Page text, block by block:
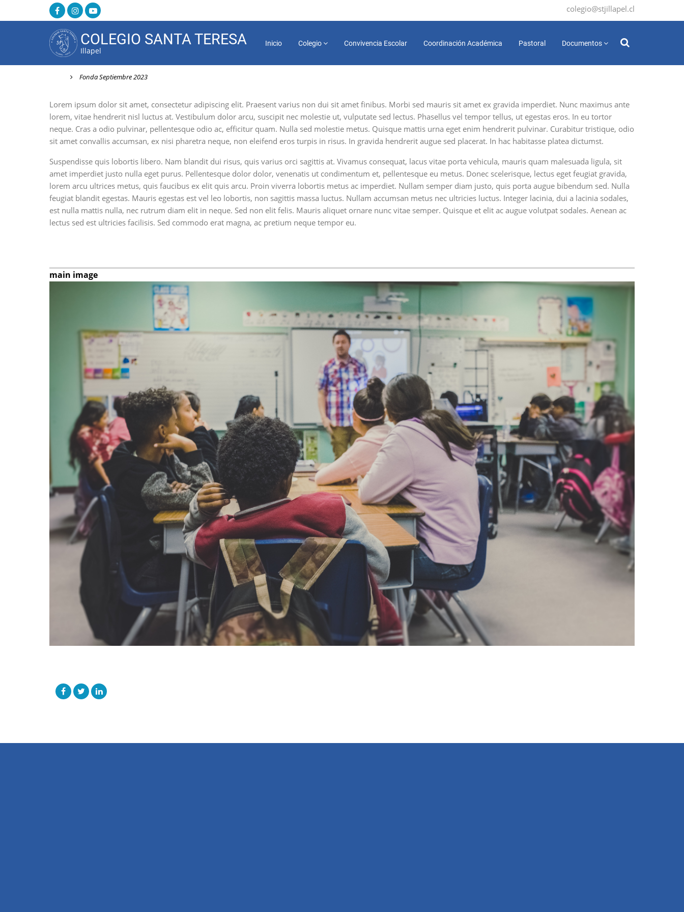
al
colegio@stjillapel.cl
COLEGIO SANTA TERESA
Illapel
Main
navigation
Inicio Colegio Convivencia Escolar Coordinación Académica Pastoral Documentos
Fonda Septiembre 2023
Lorem ipsum dolor sit amet, consectetur adipiscing elit. Praesent varius non dui sit amet finibus. Morbi sed mauris sit amet ex gravida imperdiet. Nunc maximus ante
lorem, vitae hendrerit nisl luctus at. Vestibulum dolor arcu, suscipit nec molestie ut, vulputate sed lectus. Phasellus vel tempor tellus, ut egestas eros. In eu tortor
neque. Cras a odio pulvinar, pellentesque odio ac, efficitur quam. Nulla sed molestie metus. Quisque mattis urna eget enim hendrerit pulvinar. Curabitur tristique, odio
sit amet convallis accumsan, ex nisi pharetra neque, non eleifend eros turpis in risus. In gravida hendrerit augue sed placerat. In hac habitasse platea dictumst.
Suspendisse quis lobortis libero. Nam blandit dui risus, quis varius orci sagittis at. Vivamus consequat, lacus vitae porta vehicula, mauris quam malesuada ligula, sit
amet imperdiet justo nulla eget purus. Pellentesque dolor dolor, venenatis ut condimentum et, pellentesque eu metus. Donec scelerisque, lectus eget feugiat gravida,
lorem arcu ultrices metus, quis faucibus ex elit quis arcu. Proin viverra lobortis metus ac imperdiet. Nullam semper diam justo, quis porta augue bibendum sed. Nulla
feugiat blandit egestas. Mauris egestas est vel leo lobortis, non sagittis massa luctus. Nullam accumsan metus nec ultricies luctus. Integer lacinia, dui a lacinia sodales,
est nulla mattis nulla, nec rutrum diam elit in neque. Sed non elit felis. Mauris aliquet ornare nunc vitae semper. Quisque et elit ac augue volutpat sodales. Aenean ac
lectus sed est ultricies facilisis. Sed commodo erat magna, ac pretium neque tempor eu.
main image